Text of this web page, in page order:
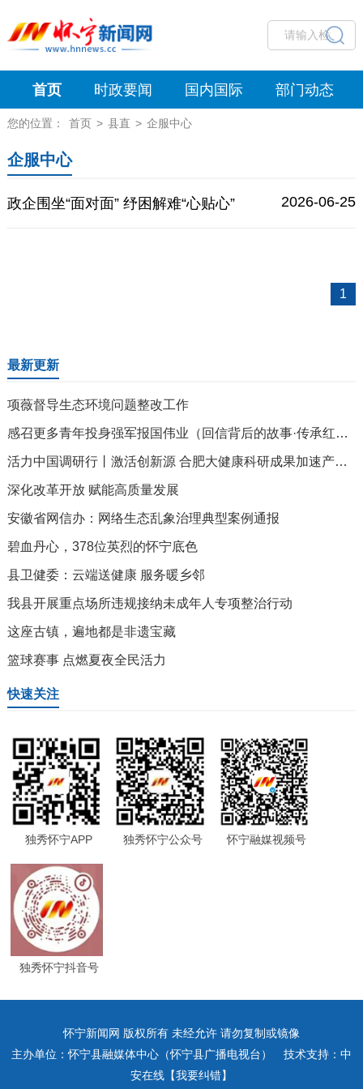
首页 时政要闻 国内国际 部门动态
您的位置： 首页 > 县直 > 企服中心
企服中心
政企围坐“面对面” 纾困解难“心贴心” 2026-06-25
1
最新更新
项薇督导生态环境问题整改工作
感召更多青年投身强军报国伟业（回信背后的故事·传承红色基因）
活力中国调研行丨激活创新源 合肥大健康科研成果加速产业化
深化改革开放 赋能高质量发展
安徽省网信办：网络生态乱象治理典型案例通报
碧血丹心，378位英烈的怀宁底色
县卫健委：云端送健康 服务暖乡邻
我县开展重点场所违规接纳未成年人专项整治行动
这座古镇，遍地都是非遗宝藏
篮球赛事 点燃夏夜全民活力
快速关注
独秀怀宁APP 独秀怀宁公众号 怀宁融媒视频号
独秀怀宁抖音号
怀宁新闻网 版权所有 未经允许 请勿复制或镜像
主办单位：怀宁县融媒体中心（怀宁县广播电视台） 技术支持：中
安在线【我要纠错】